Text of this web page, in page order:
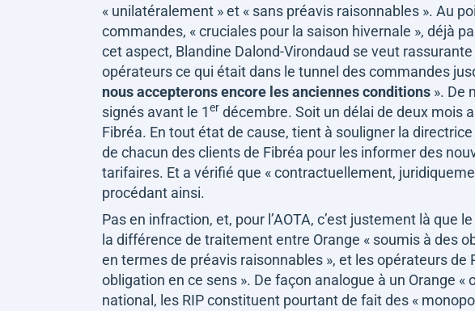
« unilatéralement »et « sans préavis raisonnables ». Au
commandes, « cruciales pour la saison hivernale », déjà
cet aspect, Blandine Dalond-Virondaud se veut rassurante
opérateurs ce qui était dans le tunnel des commandes
nous accepterons encore les anciennes conditions ». De
signés avant le 1er décembre. Soit un délai de deux mois
Fibréa. En tout état de cause, tient à souligner la
de chacun des clients de Fibréa pour les informer des
tarifaires. Et a vérifié que « contractuellement,
procédant ainsi.
Pas en infraction, et, pour l’AOTA, c’est justement là que
la différence de traitement entre Orange « soumis à des
en termes de préavis raisonnables », et les opérateurs de
obligation en ce sens ». De façon analogue à un Orange «
national, les RIP constituent pourtant de fait des «